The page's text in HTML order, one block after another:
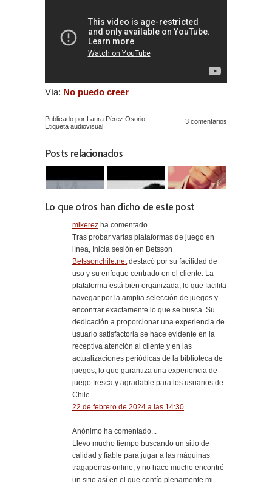
Vía: No puedo creer
Publicado por Laura Pérez Osorio
Etiqueta audiovisual
3 comentarios
Posts relacionados
Lo que otros han dicho de este post
mikerez ha comentado...
Tras probar varias plataformas de juego en
línea, Inicia sesión en Betsson
Betssonchile.netdestacó por su facilidad de
uso y su enfoque centrado en el cliente. La
plataforma está bien organizada, lo que facilita
navegar por la amplia selección de juegos y
encontrar exactamente lo que se busca. Su
dedicación a proporcionar una experiencia de
usuario satisfactoria se hace evidente en la
receptiva atención al cliente y en las
actualizaciones periódicas de la biblioteca de
juegos, lo que garantiza una experiencia de
juego fresca y agradable para los usuarios de
Chile.
22 de febrero de 2024 a las 14:30
Anónimo ha comentado...
Llevo mucho tiempo buscando un sitio de
calidad y fiable para jugar a las máquinas
tragaperras online, y no hace mucho encontré
un sitio así en el que confío plenamente mi